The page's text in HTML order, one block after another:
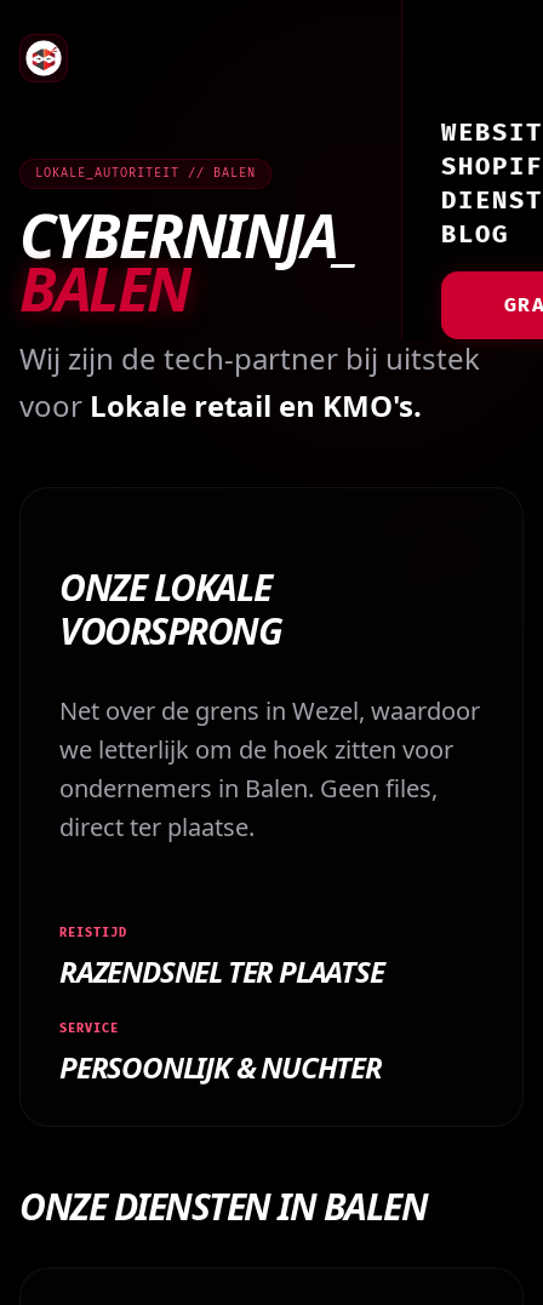
BLOG
LOKALE_AUTORITEIT // BALEN
CYBERNINJA_
BALEN
Wij zijn de tech-partner bij uitstek
voor Lokale retail en KMO's.
ONZE LOKALE
VOORSPRONG
Net over de grens in Wezel, waardoor
we letterlijk om de hoek zitten voor
ondernemers in Balen. Geen files,
direct ter plaatse.
REISTIJD
RAZENDSNEL TER PLAATSE
SERVICE
PERSOONLIJK & NUCHTER
ONZE DIENSTEN IN BALEN